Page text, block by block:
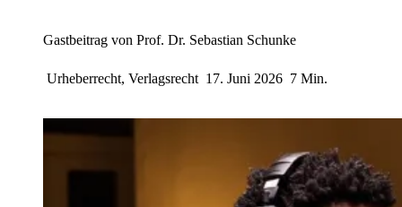
Gastbeitrag von Prof. Dr. Sebastian Schunke
Urheberrecht, Verlagsrecht 17. Juni 2026 7 Min.